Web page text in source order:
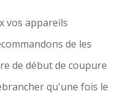
vos appareils
de les
de début de coupure
qu'une fois le